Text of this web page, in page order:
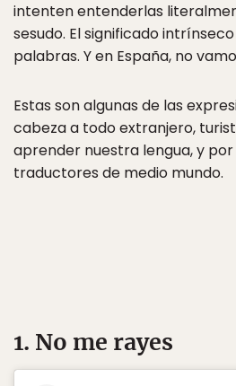
intenten entenderlas
sesudo. El significado
palabras. Y en España, no
Estas son algunas de las
cabeza a todo extranjero,
aprender nuestra lengua, y por
traductores de medio mundo.
1. No me rayes